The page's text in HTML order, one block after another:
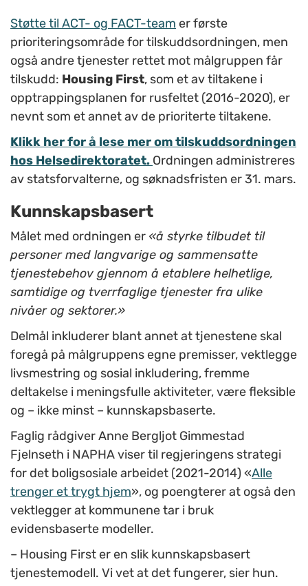
Støtte til ACT- og FACT-team er første
prioriteringsområde for tilskuddsordningen, men
også andre tjenester rettet mot målgruppen får
tilskudd: Housing First, som et av tiltakene i
opptrappingsplanen for rusfeltet (2016-2020), er
nevnt som et annet av de prioriterte tiltakene.
Klikk her for å lese mer om tilskuddsordningen
hos Helsedirektoratet. Ordningen administreres
av statsforvalterne, og søknadsfristen er 31. mars.
Kunnskapsbasert
Målet med ordningen er «å styrke tilbudet til
personer med langvarige og sammensatte
tjenestebehov gjennom å etablere helhetlige,
samtidige og tverrfaglige tjenester fra ulike
nivåer og sektorer.»
Delmål inkluderer blant annet at tjenestene skal
foregå på målgruppens egne premisser, vektlegge
livsmestring og sosial inkludering, fremme
deltakelse i meningsfulle aktiviteter, være fleksible
og – ikke minst – kunnskapsbaserte.
Faglig rådgiver Anne Bergljot Gimmestad
Fjelnseth i NAPHA viser til regjeringens strategi
for det boligsosiale arbeidet (2021-2014) «Alle
trenger et trygt hjem», og poengterer at også den
vektlegger at kommunene tar i bruk
evidensbaserte modeller.
– Housing First er en slik kunnskapsbasert
tjenestemodell. Vi vet at det fungerer, sier hun.